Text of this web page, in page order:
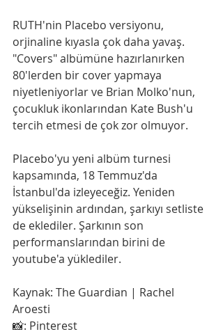
RUTH'nin Placebo versiyonu,
orjinaline kıyasla çok daha yavaş.
"Covers" albümüne hazırlanırken
80'lerden bir cover yapmaya
niyetleniyorlar ve Brian Molko'nun,
çocukluk ikonlarından Kate Bush'u
tercih etmesi de çok zor olmuyor.
Placebo'yu yeni albüm turnesi
kapsamında, 18 Temmuz'da
İstanbul'da izleyeceğiz. Yeniden
yükselişinin ardından, şarkıyı setliste
de eklediler. Şarkının son
performanslarından birini de
youtube'a yüklediler.
Kaynak: The Guardian | Rachel
Aroesti
📸: Pinterest